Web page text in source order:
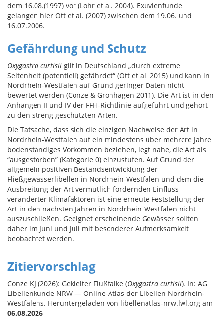
dem 16.08.(1997) vor (Lohr et al. 2004). Exuvienfunde
gelangen hier Ott et al. (2007) zwischen dem 19.06. und
16.07.2006.
Gefährdung und Schutz
Oxygastra curtisii gilt in Deutschland „durch extreme
Seltenheit (potentiell) gefährdet“ (Ott et al. 2015) und kann in
Nordrhein-Westfalen auf Grund geringer Daten nicht
bewertet werden (Conze & Grönhagen 2011). Die Art ist in den
Anhängen II und IV der FFH-Richtlinie aufgeführt und gehört
zu den streng geschützten Arten.
Die Tatsache, dass sich die einzigen Nachweise der Art in
Nordrhein-Westfalen auf ein mindestens über mehrere Jahre
bodenständiges Vorkommen beziehen, legt nahe, die Art als
“ausgestorben” (Kategorie 0) einzustufen. Auf Grund der
allgemein positiven Bestandsentwicklung der
Fließgewässerlibellen in Nordrhein-Westfalen und dem die
Ausbreitung der Art vermutlich fördernden Einfluss
veränderter Klimafaktoren ist eine erneute Feststellung der
Art in den nächsten Jahren in Nordrhein-Westfalen nicht
auszuschließen. Geeignet erscheinende Gewässer sollten
daher im Juni und Juli mit besonderer Aufmerksamkeit
beobachtet werden.
Zitiervorschlag
Conze KJ (2026): Gekielter Flußfalke (Oxygastra curtisii). In: AG
Libellenkunde NRW — Online-Atlas der Libellen Nordrhein-
Westfalens. Heruntergeladen von libellenatlas-nrw.lwl.org am
06.08.2026